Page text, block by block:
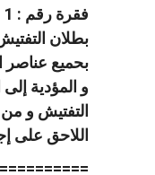
فقرة رقم : 1
بطلان
بحميع عناصر
و المؤدية إلى
التفتيش و
اللاحق على